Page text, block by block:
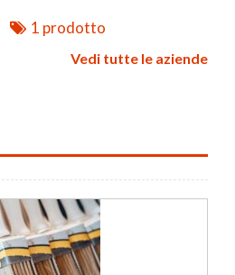
1 prodotto
Vedi tutte le aziende